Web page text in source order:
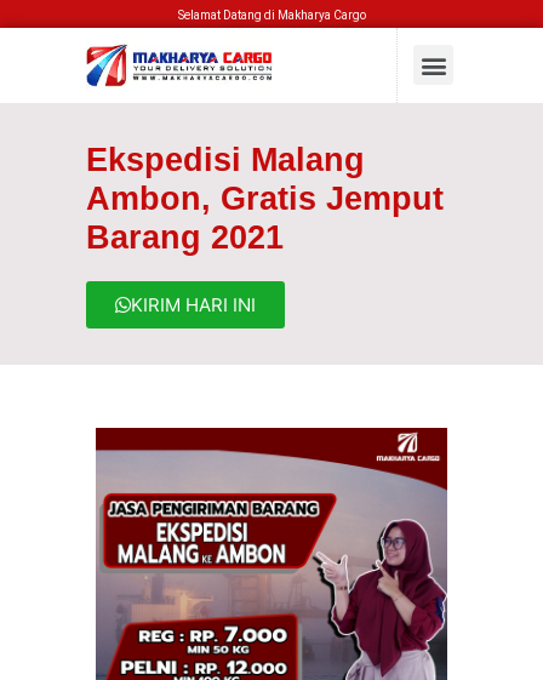
Selamat Datang di Makharya Cargo
Ekspedisi Malang
Ambon, Gratis Jemput
Barang 2021
KIRIM HARI INI